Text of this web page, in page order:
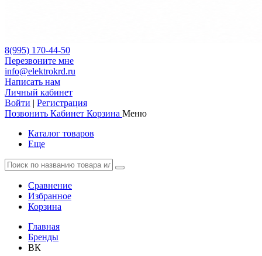
8(995) 170-44-50
Перезвоните мне
info@elektrokrd.ru
Написать нам
Личный кабинет
Войти | Регистрация
Позвонить Кабинет Корзина Меню
Каталог товаров
Еще
Сравнение
Избранное
Корзина
Главная
Бренды
ВК